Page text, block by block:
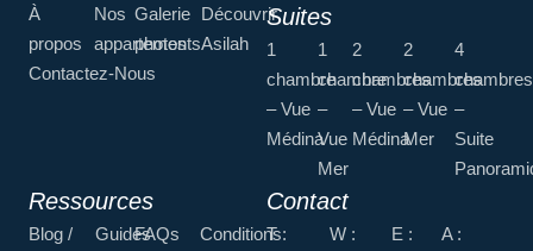
À
propos
Nos
appartements
Galerie
photos
Découvrir
Asilah
Contactez-Nous
Suites
1
chambre
– Vue
Médina
1
chambre
–
Vue
Mer
2
chambres
– Vue
Médina
2
chambres
– Vue
Mer
4
chambres
–
Suite
Ressources
Blog /
GuidesFAQs
Conditions
Contact
T :
W :
E :
A :